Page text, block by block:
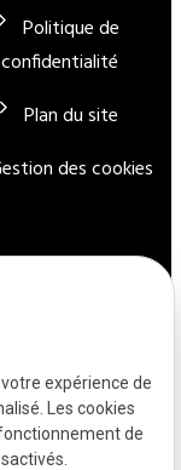
Politique de
confidentialité
Plan du site
des cookies
expérience de
Les cookies
de